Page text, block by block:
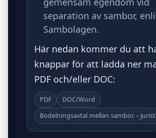
separation av sambor,
Sambolagen.
Här nedan kommer du att
knappar för att ladda ner
PDF och/eller DOC:
PDF
DOC/Word
Bodelningsavtal mellan sambor. – Jurist